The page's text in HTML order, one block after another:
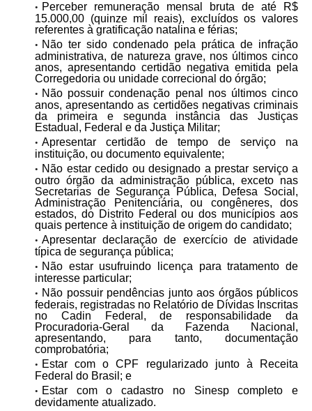
Perceber remuneração mensal bruta de até R$
15.000,00 (quinze mil reais), excluídos os valores
referentes à gratificação natalina e férias;
Não ter sido condenado pela prática de infração
administrativa, de natureza grave, nos últimos cinco
anos, apresentando certidão negativa emitida pela
Corregedoria ou unidade correcional do órgão;
Não possuir condenação penal nos últimos cinco
anos, apresentando as certidões negativas criminais
da primeira e segunda instância das Justiças
Estadual, Federal e da Justiça Militar;
Apresentar certidão de tempo de serviço na
instituição, ou documento equivalente;
Não estar cedido ou designado a prestar serviço a
outro órgão da administração pública, exceto nas
Secretarias de Segurança Pública, Defesa Social,
Administração Penitenciária, ou congêneres, dos
estados, do Distrito Federal ou dos municípios aos
quais pertence à instituição de origem do candidato;
Apresentar declaração de exercício de atividade
típica de segurança pública;
Não estar usufruindo licença para tratamento de
interesse particular;
Não possuir pendências junto aos órgãos públicos
federais, registradas no Relatório de Dívidas Inscritas
no Cadin Federal, de responsabilidade da
Procuradoria-Geral da Fazenda Nacional,
apresentando, para tanto, documentação
comprobatória;
Estar com o CPF regularizado junto à Receita
Federal do Brasil; e
Estar com o cadastro no Sinesp completo e
devidamente atualizado.